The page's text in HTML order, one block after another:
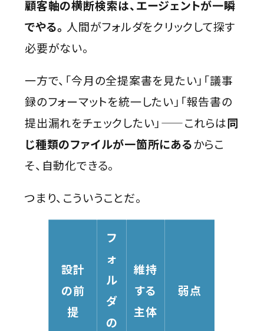
顧客軸の横断検索は、エージェントが一瞬
でやる。 人間がフォルダをクリックして探す
必要がない。
一方で、「今月の全提案書を見たい」「議事
録のフォーマットを統一したい」「報告書の
提出漏れをチェックしたい」——これらは同
じ種類のファイルが一箇所にあるからこ
そ、自動化できる。
つまり、こういうことだ。
設計
の前
提
フ
ォ
ル
ダ
の
維持
する
主体
弱点